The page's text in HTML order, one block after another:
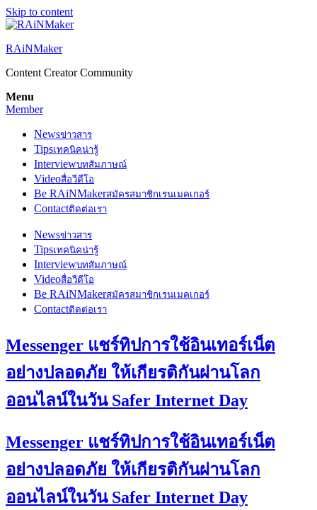
Skip to content
RAiNMaker
Content Creator Community
Menu
Member
Newsข่าวสาร
Tipsเทคนิคน่ารู้
Interviewบทสัมภาษณ์
Videoสื่อวีดีโอ
Be RAiNMakerสมัครสมาชิกเรนเมคเกอร์
Contactติดต่อเรา
Newsข่าวสาร
Tipsเทคนิคน่ารู้
Interviewบทสัมภาษณ์
Videoสื่อวีดีโอ
Be RAiNMakerสมัครสมาชิกเรนเมคเกอร์
Contactติดต่อเรา
Messenger แชร์ทิปการใช้อินเทอร์เน็ต
อย่างปลอดภัย ให้เกียรติกันผ่านโลก
ออนไลน์ในวัน Safer Internet Day
Messenger แชร์ทิปการใช้อินเทอร์เน็ต
อย่างปลอดภัย ให้เกียรติกันผ่านโลก
ออนไลน์ในวัน Safer Internet Day